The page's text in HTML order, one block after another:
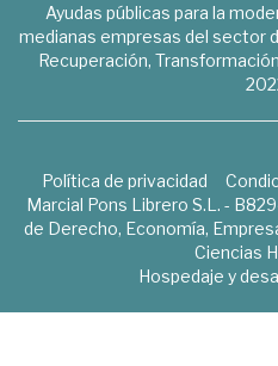
Ayudas públicas para la
medianas empresas del sector
Recuperación,
Política de privacidad
Marcial Pons Librero S.L. -
de Derecho, Economía,
Ciencias
Hospedaje y